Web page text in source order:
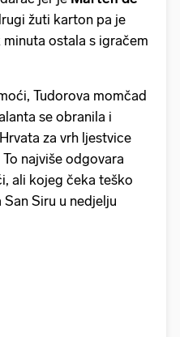
žuti karton pa je
ostala s igračem
Tudorova momčad
se obranila i
za vrh ljestvice
najviše odgovara
ali kojeg čeka teško
San Siru u nedjelju